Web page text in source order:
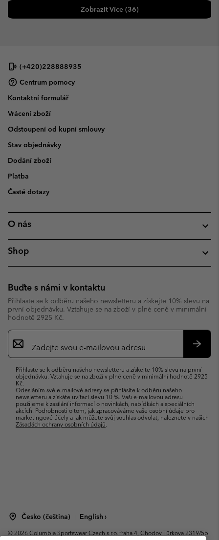
Zobrazit Více (36)
(+420)228888935
Centrum pomocy
Kontaktní formulář
Vrácení zboží
Odstoupení od kupní smlouvy
Stav objednávky
Dodání zboží
Platba
Časté dotazy
O nás
Shop
Buďte s námi v kontaktu
Přihlaste se k odběru našeho newsletteru a získejte 10% slevu na
první objednávku. Vztahuje se na zboží v plné ceně v minimální
hodnotě 2925 Kč.
Přihlášení
odběru
mailů
Přihlaste se k odběru našeho newsletteru a získejte 10% slevu na první
objednávku. Vztahuje se na zboží v plné ceně v minimální hodnotě 2925
Kč.
Odesláním své e-mailové adresy se přihlásíte k odběru našeho
newsletteru a získáte uvítací slevu 10 %. Vaši e-mailovou adresu
použijeme k zasílání informací o novinkách, nabídkách a speciálních
akcích. Podrobnosti o tom, jak zpracováváme vaše osobní údaje pro
marketingové účely a jak můžete svůj souhlas odvolat, naleznete v našich
Zásadách ochrany osobních údajů
Česko (čeština) | English ›
© 2026Columbia Sportswear Czech s.r.o.Praha 4, Chodov Türkova 2319/5b